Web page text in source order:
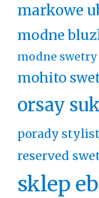
markowe
modne
modne
mohito
orsay
porady
reserved
sklep